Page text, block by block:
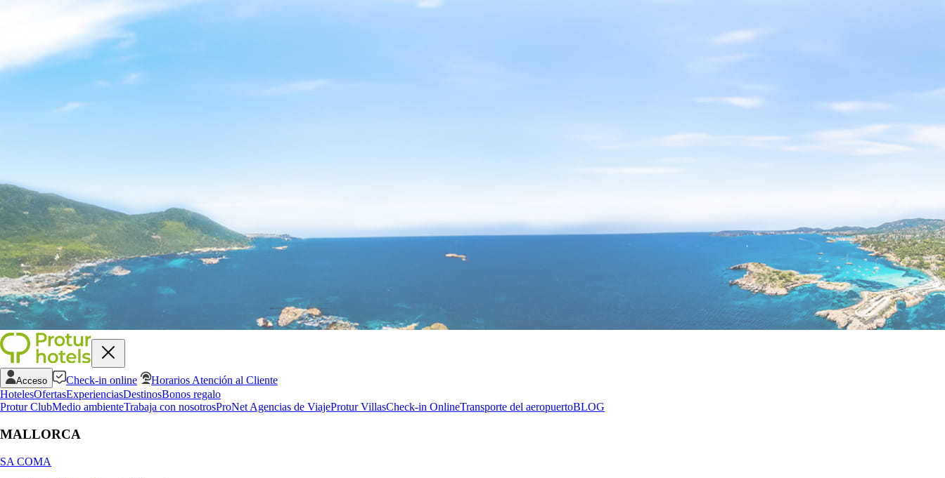
Acceso Check-in online
Horarios Atención al Cliente
HotelesOfertasExperienciasDestinosBonos regalo
Protur ClubMedio ambienteTrabaja con nosotrosProNet Agencias de ViajeProtur VillasCheck-in OnlineTransporte del aeropuertoBLOG
MALLORCA
SA COMA